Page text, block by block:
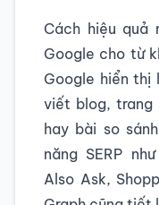
Cách hiệu quả
Google cho từ
Google hiển thị
viết blog, trang
hay bài so
năng SERP
Also Ask,